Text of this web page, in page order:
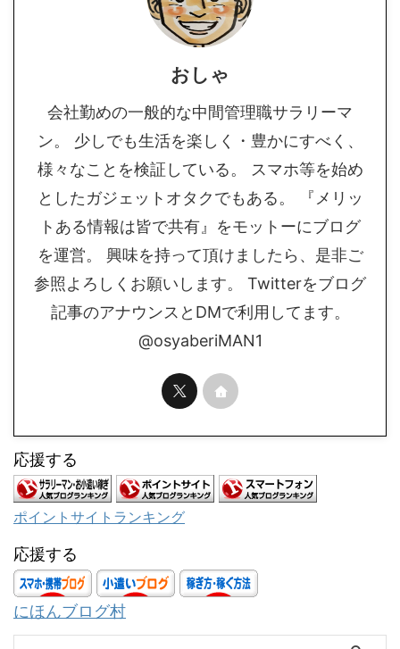
おしゃ
会社勤めの一般的な中間管理職サラリーマ
ン。 少しでも生活を楽しく・豊かにすべく、
様々なことを検証している。 スマホ等を始め
としたガジェットオタクでもある。 『メリッ
トある情報は皆で共有』をモットーにブログ
を運営。 興味を持って頂けましたら、是非ご
参照よろしくお願いします。 Twitterをブログ
記事のアナウンスとDMで利用してます。
@osyaberiMAN1
応援する
ポイントサイトランキング
応援する
にほんブログ村